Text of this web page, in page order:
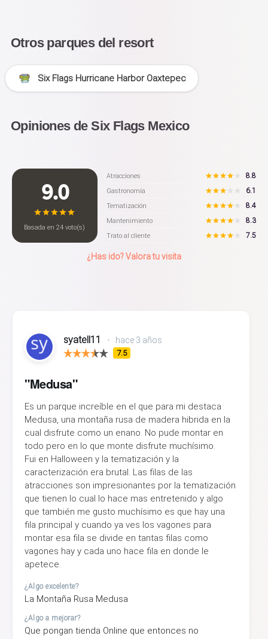
Otros parques del resort
Six Flags Hurricane Harbor Oaxtepec
Opiniones de Six Flags Mexico
9.0
Basada en24 voto(s)
Atracciones 8.8
Gastronomía 6.1
Tematización 8.4
Mantenimiento 8.3
Trato al cliente 7.5
¿Has ido? Valora tu visita
syatell11 • hace 3 años
7.5
"Medusa"
Es un parque increíble en el que para mi destaca
Medusa, una montaña rusa de madera hibrida en la
cual disfrute como un enano. No pude montar en
todo pero en lo que monte disfrute muchísimo.
Fui en Halloween y la tematización y la
caracterización era brutal. Las filas de las
atracciones son impresionantes por la tematización
que tienen lo cual lo hace mas entretenido y algo
que también me gusto muchísimo es que hay una
fila principal y cuando ya ves los vagones para
montar esa fila se divide en tantas filas como
vagones hay y cada uno hace fila en donde le
apetece.
¿Algo excelente?
La Montaña Rusa Medusa
¿Algo a mejorar?
Que pongan tienda Online que entonces no